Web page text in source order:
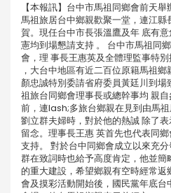
【本報訊】台中市馬祖同鄉會前天
馬祖旅居台中鄉親歡聚一堂，連江
賀。現任台中市長張溫鷹及年 底有
憲均到場懇請支持 。 台中市馬祖同
會，理 事長王惠英及全體理監事特
，大台中地區有近二百位原籍馬祖
顏忠誠特別委請省府委員黃廷川到
祖旅台同鄉會理事長或總幹事均 親
前，連lash;多旅台鄉親在見到由馬
劉立群夫婦時，對於他的熱誠 除了
留念。理事長王惠 英首先也代表同
支持。 對於台中同鄉會成立以來充
群在致詞時也給予高度肯定，他並
的重大建設，希望鄉親有空時經常
會及摸彩活動開始後，國民黨年底